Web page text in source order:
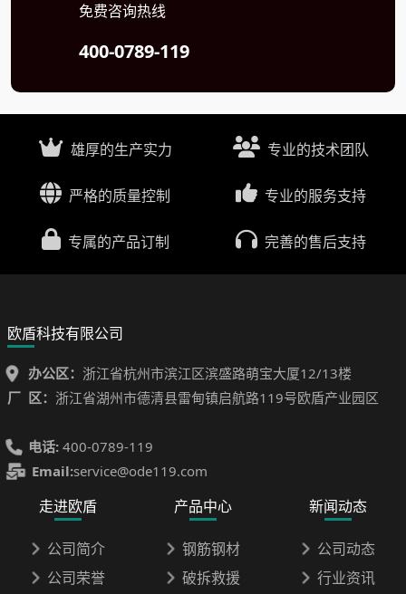
免费咨询热线
400-0789-119
雄厚的生产实力 专业的技术团队
严格的质量控制 专业的服务支持
专属的产品订制 完善的售后支持
欧盾科技有限公司
办公区： 浙江省杭州市滨江区滨盛路萌宝大厦12/13楼
厂 区： 浙江省湖州市德清县雷甸镇启航路119号欧盾产业园区
电话: 400-0789-119
Email:service@ode119.com
走进欧盾
公司简介
公司荣誉
产品中心
钢筋钢材
破拆救援
新闻动态
公司动态
行业资讯